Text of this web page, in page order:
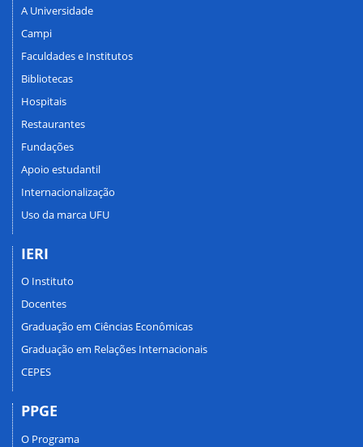
A Universidade
Campi
Faculdades e Institutos
Bibliotecas
Hospitais
Restaurantes
Fundações
Apoio estudantil
Internacionalização
Uso da marca UFU
IERI
O Instituto
Docentes
Graduação em Ciências Econômicas
Graduação em Relações Internacionais
CEPES
PPGE
O Programa